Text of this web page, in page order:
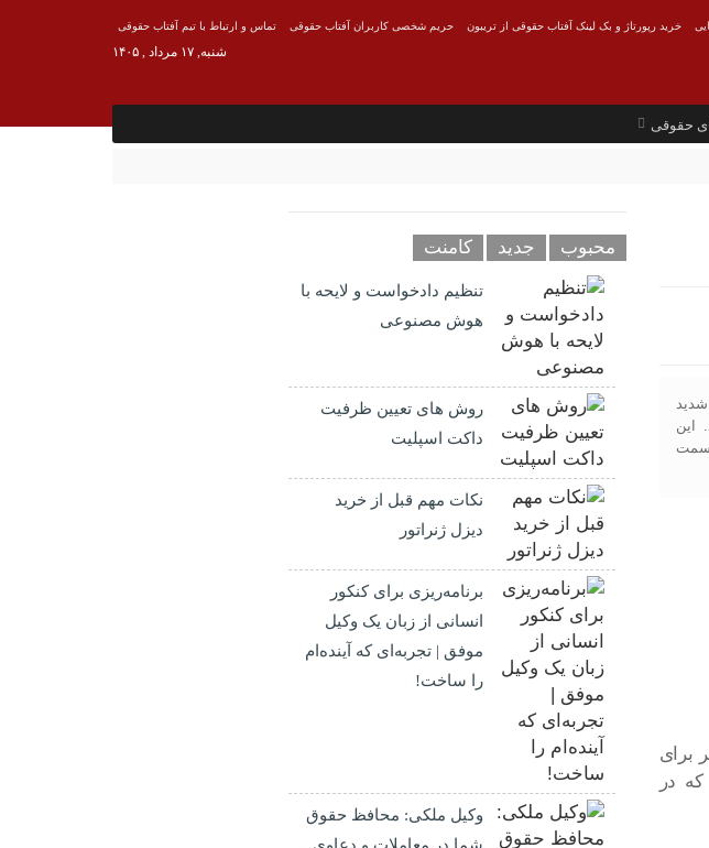
تماس و ارتباط با تیم آفتاب حقوقی حریم شخصی کاربران آفتاب حقوقی خرید رپورتاژ و بک لینک آفتاب حقوقی از تریبون
شنبه, ۱۷ مرداد , ۱۴۰۵
حقوقی
این
سمت
برای
در
محبوب جدید کامنت
تنظیم دادخواست و لایحه با
هوش مصنوعی
روش های تعیین ظرفیت
داکت اسپلیت
نکات مهم قبل از خرید
دیزل ژنراتور
برنامه‌ریزی برای کنکور
انسانی از زبان یک وکیل
موفق | تجربه‌ای که آینده‌ام
را ساخت!
وکیل ملکی: محافظ حقوق